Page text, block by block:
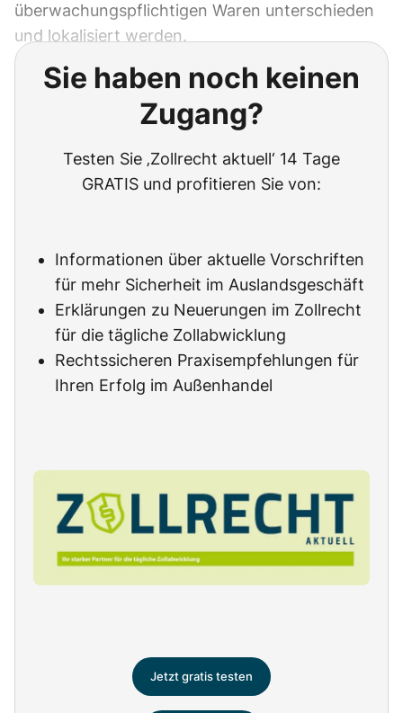
überwachungspflichtigen Waren unterschieden
und lokalisiert werden.
Sie haben noch keinen
Zugang?
Testen Sie ‚Zollrecht aktuell‘ 14 Tage
GRATIS und profitieren Sie von:
Informationen über aktuelle Vorschriften
für mehr Sicherheit im Auslandsgeschäft
Erklärungen zu Neuerungen im Zollrecht
für die tägliche Zollabwicklung
Rechtssicheren Praxisempfehlungen für
Ihren Erfolg im Außenhandel
Jetzt gratis testen